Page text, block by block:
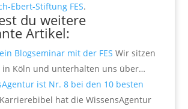
Ebert-Stiftung FES.
du weitere
Artikel:
Blogseminar mit der FES Wir sitzen
in Köln und unterhalten uns über…
ist Nr. 8 bei den 10 besten
hat die WissensAgentur